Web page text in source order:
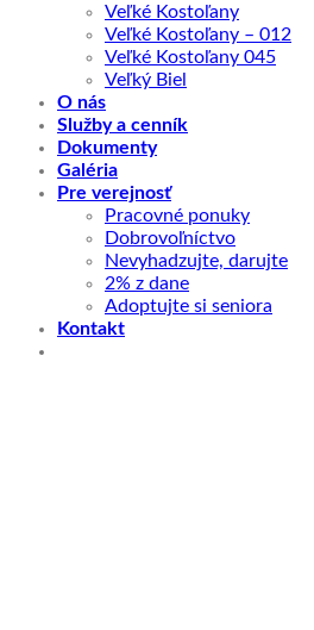
Veľké Kostoľany
Veľké Kostoľany – 012
Veľké Kostoľany 045
Veľký Biel
O nás
Služby a cenník
Dokumenty
Galéria
Pre verejnosť
Pracovné ponuky
Dobrovoľníctvo
Nevyhadzujte, darujte
2% z dane
Adoptujte si seniora
Kontakt